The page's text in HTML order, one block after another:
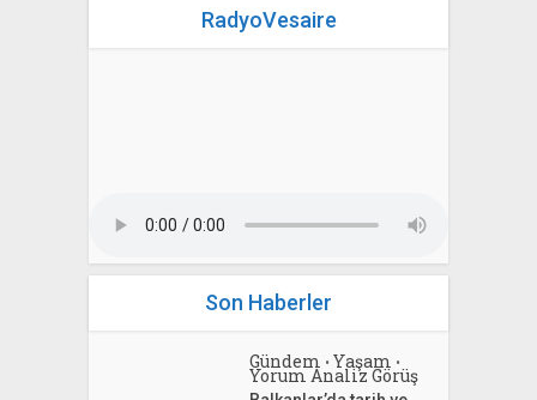
RadyoVesaire
Son Haberler
Gündem • Yaşam •
Yorum Analiz Görüş